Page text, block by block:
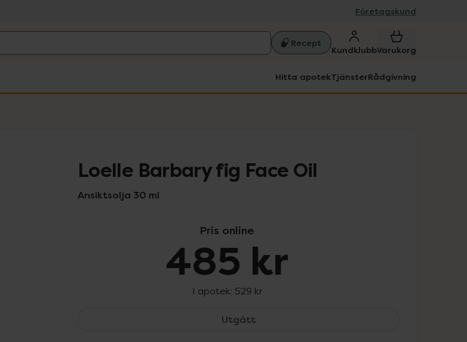
Företagskund
Recept
KundklubbVarukorg
Hitta apotekTjänsterRådgivning
Loelle Barbary fig Face Oil
Ansiktsolja 30 ml
Pris online
485 kr
I apotek: 529 kr
UtgåttLoelle Barbary fig Face Oil, 485 kr.